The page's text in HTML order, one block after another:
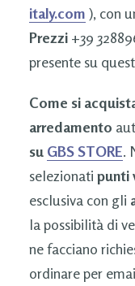
italy.com ), con
Prezzi+39
presente su
Come si
arredamento
su GBS STORE.
selezionati punti
esclusiva con gli
la possibilità di
ne facciano
ordinare per